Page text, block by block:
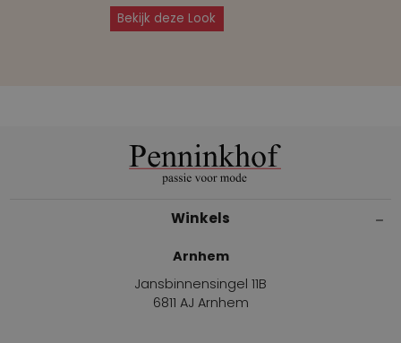
Bekijk deze Look
Winkels
Arnhem
Jansbinnensingel 11B
6811 AJ Arnhem